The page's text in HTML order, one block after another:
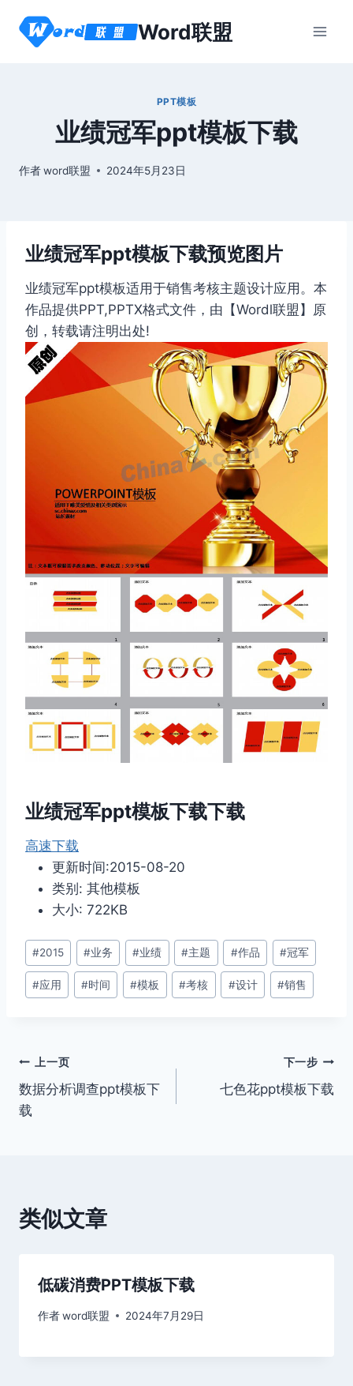
Word联盟
PPT模板
业绩冠军ppt模板下载
作者word联盟 2024年5月23日
业绩冠军ppt模板下载预览图片
业绩冠军ppt模板适用于销售考核主题设计应用。本
作品提供PPT,PPTX格式文件，由【Wordl联盟】原
创，转载请注明出处!
业绩冠军ppt模板下载下载
高速下载
更新时间:2015-08-20
类别: 其他模板
大小: 722KB
文
章
标
#2015 #业务 #业绩 #主题 #作品 #冠军
#应用 #时间 #模板 #考核 #设计 #销售
文
章
上一页
数据分析调查ppt模板下
载
下一步
七色花ppt模板下载
类似文章
低碳消费PPT模板下载
作者word联盟 2024年7月29日